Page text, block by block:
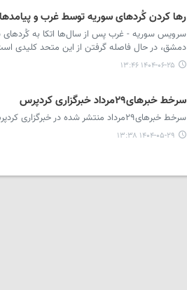
رها کردن کُردهای سوریه توسط غرب و
سرویس سوریه - غرب پس از سال‌ها اتکا به کُردهای
دمشق، در حال فاصله گرفتن از این متحد کلیدی
۱۴۰۴-۰۶-۲۵ ۱۳:۴۶
سرخط خبرهای۲۹مرداد خبرگزاری کردپرس
سرخط خبرهای۲۹مرداد منتشر شده در خبرگزاری کردپرس در استودیو خبر تقدیم حضور مخاطبان می شود.
۱۴۰۴-۰۵-۲۹ ۱۳:۳۸